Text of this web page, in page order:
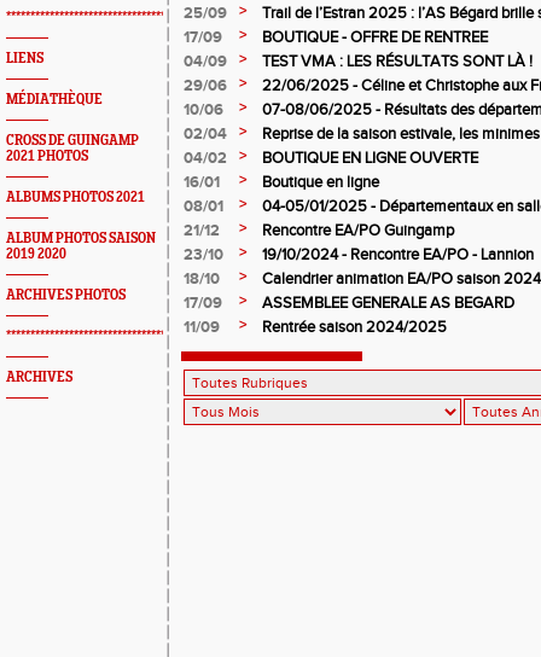
*************************************************
LIENS
MÉDIATHÈQUE
CROSS DE GUINGAMP
2021 PHOTOS
ALBUMS PHOTOS 2021
ALBUM PHOTOS SAISON
2019 2020
ARCHIVES PHOTOS
*************************************************
ARCHIVES
25/09
>
Trail de l’Estran 2025 : l’AS Bégard brille
17/09
>
BOUTIQUE - OFFRE DE RENTREE
04/09
>
TEST VMA : LES RÉSULTATS SONT LÀ !
29/06
>
22/06/2025 - Céline et Christophe aux
10/06
>
07-08/06/2025 - Résultats des
02/04
>
Reprise de la saison estivale, les
04/02
>
BOUTIQUE EN LIGNE OUVERTE
16/01
>
Boutique en ligne
08/01
>
04-05/01/2025 - Départementaux en
21/12
>
Rencontre EA/PO Guingamp
23/10
>
19/10/2024 - Rencontre EA/PO - Lannion
18/10
>
Calendrier animation EA/PO saison
17/09
>
ASSEMBLEE GENERALE AS BEGARD
11/09
> Rentrée saison 2024/2025